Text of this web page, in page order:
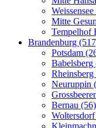
Mitte
Tempelhof
Brandenburg
Potsdam
Babelsberg
Rheinsberg
Neuruppin
Bernau (56)